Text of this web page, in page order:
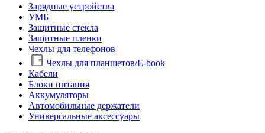
Зарядные устройства
УМБ
Защитные стекла
Защитные пленки
Чехлы для телефонов
Чехлы для планшетов/E-book
Кабели
Блоки питания
Аккумуляторы
Автомобильные держатели
Универсальные аксессуары